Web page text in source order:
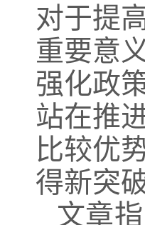
对于提
重要意
强化政
站在推
比较优
得新突破
文章